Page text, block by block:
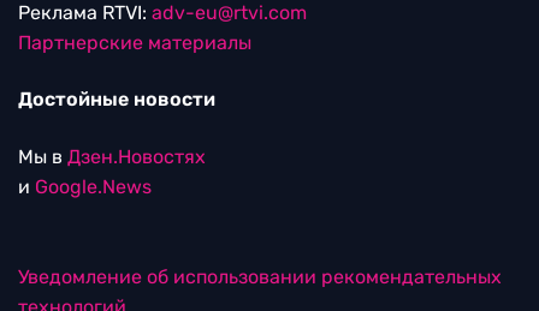
Реклама RTVI: adv-eu@rtvi.com
Партнерские материалы
Достойные новости
Мы в Дзен.Новостях
и Google.News
Уведомление об использовании рекомендательных